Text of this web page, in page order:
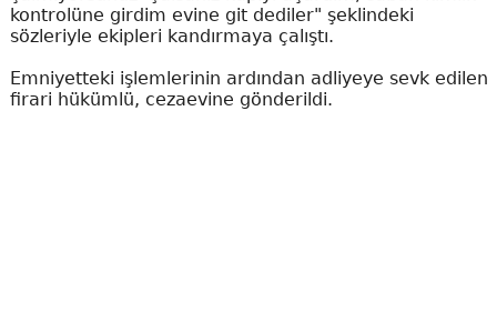
kontrolüne girdim evine git dediler" şeklindeki
sözleriyle ekipleri kandırmaya çalıştı.
Emniyetteki işlemlerinin ardından adliyeye sevk edilen
firari hükümlü, cezaevine gönderildi.